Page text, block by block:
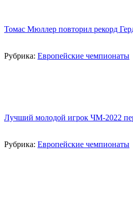
Томас Мюллер повторил рекорд
Рубрика: Европейские чемпионаты
Лучший молодой игрок ЧМ-2022
Рубрика: Европейские чемпионаты